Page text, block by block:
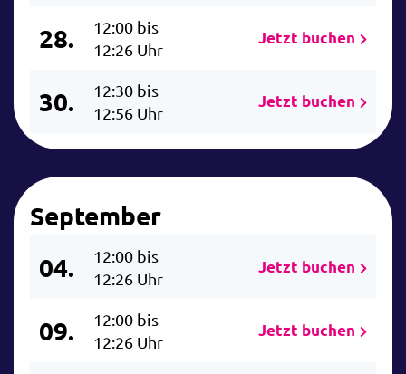
28.
12:00 bis
12:26 Uhr
Jetzt buchen
30.
12:30 bis
12:56 Uhr
Jetzt buchen
September
04.
12:00 bis
12:26 Uhr
Jetzt buchen
09.
12:00 bis
12:26 Uhr
Jetzt buchen